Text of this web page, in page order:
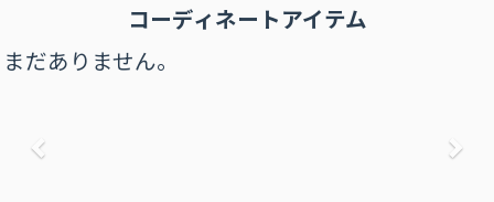
コーディネートアイテム
まだありません。